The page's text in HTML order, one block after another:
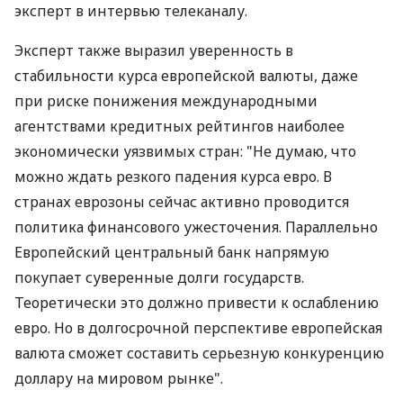
эксперт в интервью телеканалу.
Эксперт также выразил уверенность в
стабильности курса европейской валюты, даже
при риске понижения международными
агентствами кредитных рейтингов наиболее
экономически уязвимых стран: "Не думаю, что
можно ждать резкого падения курса евро. В
странах еврозоны сейчас активно проводится
политика финансового ужесточения. Параллельно
Европейский центральный банк напрямую
покупает суверенные долги государств.
Теоретически это должно привести к ослаблению
евро. Но в долгосрочной перспективе европейская
валюта сможет составить серьезную конкуренцию
доллару на мировом рынке".